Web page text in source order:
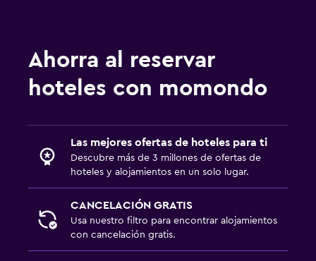
Ahorra al reservar
hoteles con momondo
Las mejores ofertas de hoteles para ti
Descubre más de 3 millones de ofertas de
hoteles y alojamientos en un solo lugar.
CANCELACIÓN GRATIS
Usa nuestro filtro para encontrar alojamientos
con cancelación gratis.